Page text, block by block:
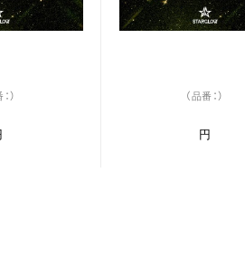
） （品番：）
円